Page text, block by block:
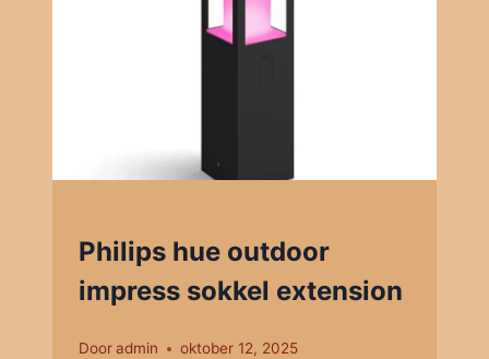
Philips hue outdoor
impress sokkel extension
Dooradmin oktober 12, 2025